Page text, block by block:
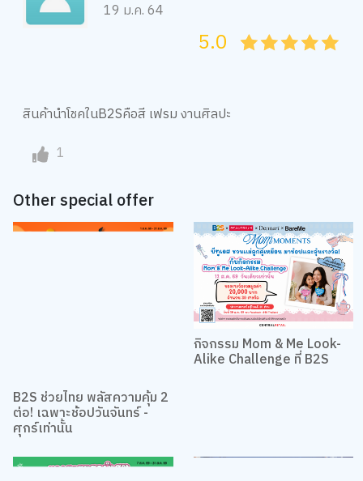
45
4
35
3
25
2
15
1
05
5.0
Other special offer
B2S ช่วยไทย พลัสความคุ้ม 2
ต่อ! เฉพาะช้อปวันจันทร์ -
ศุกร์เท่านั้น
กิจกรรม Mom & Me Look-
Alike Challenge ที่ B2S